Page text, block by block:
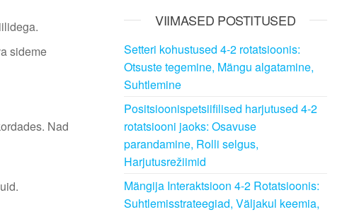
sideme
Nad
VIIMASED POSTITUSED
Setteri kohustused 4-2 rotatsioonis:
Otsuste tegemine, Mängu algatamine,
Suhtlemine
Positsioonispetsiifilised harjutused 4-2
rotatsiooni jaoks: Osavuse
parandamine, Rolli selgus,
Harjutusrežiimid
Mängija Interaktsioon 4-2 Rotatsioonis:
Suhtlemisstrateegiad, Väljakul keemia,